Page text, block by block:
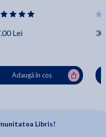
Lei
Adaugă în coș
Libris!